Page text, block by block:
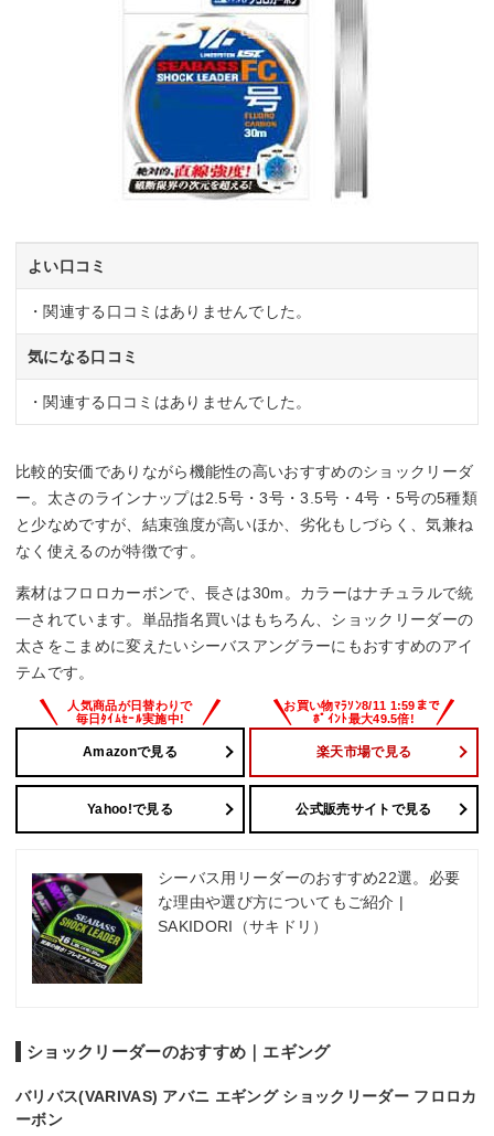
よい口コミ
・関連する口コミはありませんでした。
気になる口コミ
・関連する口コミはありませんでした。
比較的安価でありながら機能性の高いおすすめのショックリーダ
ー。太さのラインナップは2.5号・3号・3.5号・4号・5号の5種類
と少なめですが、結束強度が高いほか、劣化もしづらく、気兼ね
なく使えるのが特徴です。
素材はフロロカーボンで、長さは30m。カラーはナチュラルで統
一されています。単品指名買いはもちろん、ショックリーダーの
太さをこまめに変えたいシーバスアングラーにもおすすめのアイ
テムです。
Amazonで見る 楽天市場で見る
Yahoo!で見る 公式販売サイトで見る
シーバス用リーダーのおすすめ22選。必要
な理由や選び方についてもご紹介 |
SAKIDORI（サキドリ）
ショックリーダーのおすすめ｜エギング
バリバス(VARIVAS) アバニ エギング ショックリーダー フロロカ
ーボン